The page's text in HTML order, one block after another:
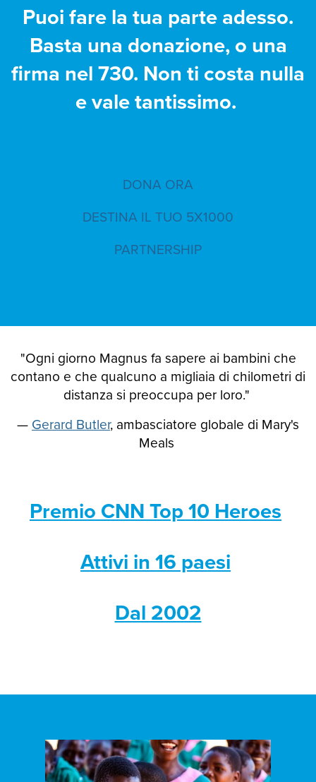
Puoi fare la tua parte adesso.
Basta una donazione, o una
firma nel 730. Non ti costa nulla
e vale tantissimo.
DONA ORA
DESTINA IL TUO 5X1000
PARTNERSHIP
"Ogni giorno Magnus fa sapere ai bambini che
contano e che qualcuno a migliaia di chilometri di
distanza si preoccupa per loro."
— Gerard Butler, ambasciatore globale di Mary's
Meals
Premio CNN Top 10 Heroes
Attivi in 16 paesi
Dal 2002